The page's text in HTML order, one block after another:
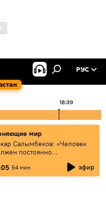
РУС
18:39
мир
Салымбеков: «Человек
постоянно
54 мин эфир